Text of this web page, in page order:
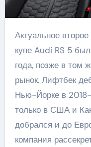
Актуальное второе поколение «заряженного»
купе Audi RS 5
года, позже в том
рынок. Лифтбек
Нью-Йорке в
только в США и
добрался и до
компания